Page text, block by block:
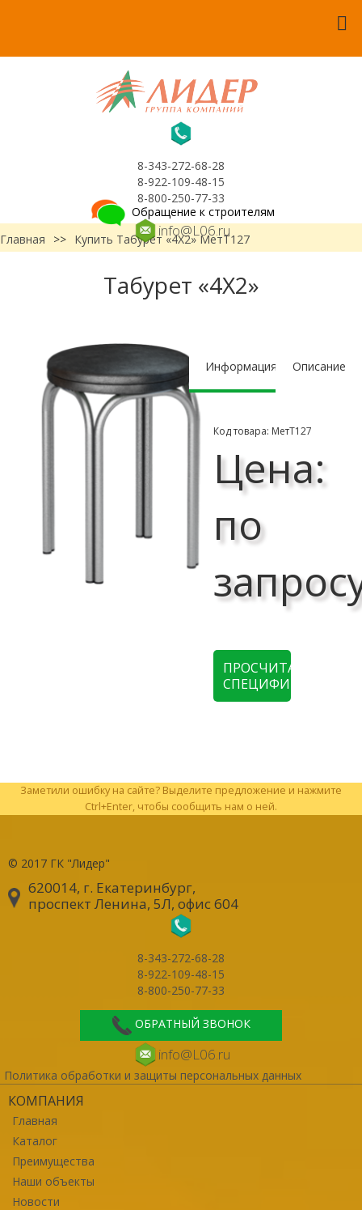
8-343-272-68-28
8-922-109-48-15
8-800-250-77-33
info@L06.ru
Обращение к строителям
Главная
>> Купить Табурет «4Х2» МетТ127
Табурет «4Х2»
Информация Описание
Код товара: МетТ127
Цена:
по
ПРОСЧИТАТЬ
СПЕЦИФИКАЦИЮ
Заметили ошибку на сайте? Выделите предложение и нажмите
Ctrl+Enter, чтобы сообщить нам о ней.
© 2017 ГК "Лидер"
620014, г. Екатеринбург,
проспект Ленина, 5Л, офис 604
8-343-272-68-28
8-922-109-48-15
8-800-250-77-33
ОБРАТНЫЙ ЗВОНОК
info@L06.ru
Политика обработки и защиты персональных данных
КОМПАНИЯ
Главная
Каталог
Преимущества
Наши объекты
Новости